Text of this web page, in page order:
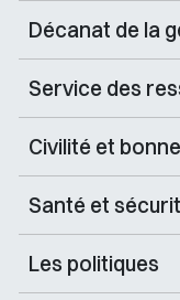
Décanat de la
Service des
Civilité et
Santé et
Les politiques